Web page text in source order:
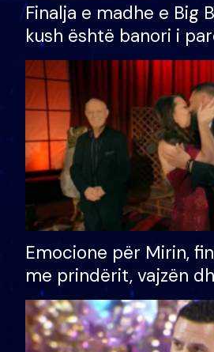
Finalja e madhe e Big
kush është banori i
shtëpinë dhe humb
të fituar çmimin e
Emocione për Mirin,
me prindërit, vajzën
bashkëshorten:
divorci apo jo?